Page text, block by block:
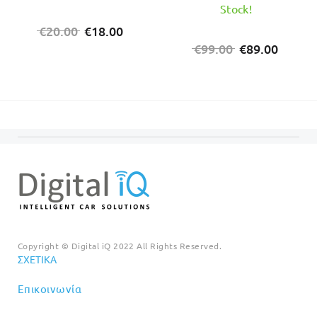
€20.00 Original
€18.00
€99.00 Original
€89.00
Stock!
Copyright © Digital iQ 2022 All Rights Reserved.
ΣΧΕΤΙΚΆ
Επικοινωνία